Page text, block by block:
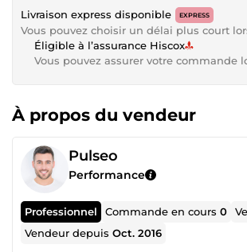
Livraison express disponible EXPRESS
Vous pouvez choisir un délai plus court
Éligible à l’assurance Hiscox
Vous pouvez assurer votre commande
À propos du vendeur
Pulseo
Performance
Professionnel Commande en cours0
Vendeur depuisOct. 2016